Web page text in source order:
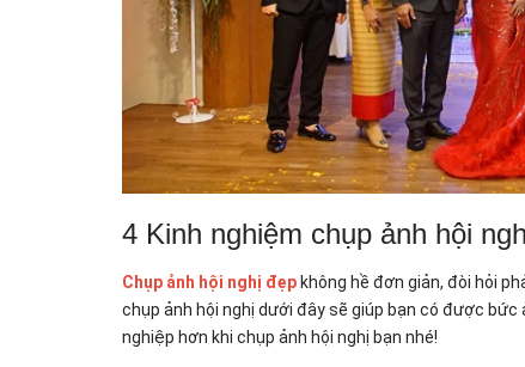
4 Kinh nghiệm chụp ảnh hội
Chụp ảnh hội nghị đẹp không hề đơn giản, đòi hỏi
chụp ảnh hội nghị dưới đây sẽ giúp bạn có được
nghiệp hơn khi chụp ảnh hội nghị bạn nhé!